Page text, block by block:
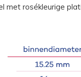
met rosékleurige